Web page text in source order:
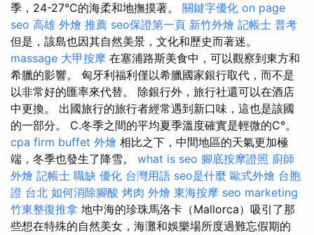
季，24-27°C的海柔和地撫摸著。 關鍵字優化 on page
seo 高雄 外燴 推薦 seo保證第一頁 新竹外燴 記帳士 普考
但是，該島也因其自然美景，文化和歷史而著迷。
massage 大甲按摩 在塞浦路斯美食中，可以觀察到東方和
希臘的影響。 匈牙利福利僅以希臘國家銀行取代，而不是
以非常好的匯率來代替。 除銀行外，旅行社還可以在酒店
中更換。 出國旅行的旅行者經常遇到新口味，這也是該國
的一部分。 C.冬季之間的平均夏季溫度確實是輕微的C°。
cpa firm buffet 外燴 相比之下，中間地區的天氣更加極
端，冬季也發生了降雪。 what is seo 腳底按摩證照 廚師
外燴 記帳士 職缺 優化 台灣用語 seo是什麼 歐式外燴 台胞
證 台北 如何消除腳酸 烤肉 外燴 東海按摩 seo marketing
竹東整復推拿 地中海的珍珠馬洛卡（Mallorca）吸引了那
些想在特殊的自然美女，海灘和娛樂場所度過難忘假期的